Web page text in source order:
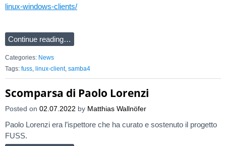
linux-windows-clients/
Continue reading…
Categories: News
Tags: fuss linux-client, samba4
Scomparsa di Paolo Lorenzi
Posted on 02.07.2022 by Matthias Wallnöfer
Paolo Lorenzi era l’ispettore che ha curato e sostenuto il progetto
FUSS.